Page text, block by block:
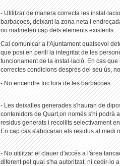
- Utilitzar de manera correcta les
barbacoes, deixant la zona neta i
no malmeten cap dels elements existents.
Cal comunicar a l'Ajuntament qualsevol
que posi en perill la integritat de les
funcionament de la instal·lació. En cas
correctes condicions després del seu ús,
- No encendre foc fora de les barbacoes.
- Les deixalles generades s'hauran de
contenidors de Quart,on només s'hi podrà
residus generats i recollits selectivament
En cap cas s'abocaran els residus al medi
- No utilitzar el clauer d'accés a l'àrea
diferent pel qual s'ha autoritzat, ni cedir-lo